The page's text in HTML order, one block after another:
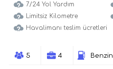
7/24 Yol Yardım
Limitsiz Kilometre
Havalimanı teslim ücretleri
5 4 Benzin